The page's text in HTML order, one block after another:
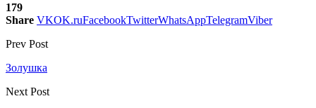
179
Share VKOK.ruFacebookTwitterWhatsAppTelegramViber
Prev Post
Золушка
Next Post